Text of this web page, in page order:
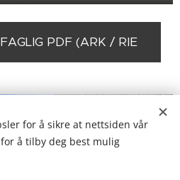
PDF (ARK / RIE
for å sikre at nettsiden vår
å tilby deg best mulig